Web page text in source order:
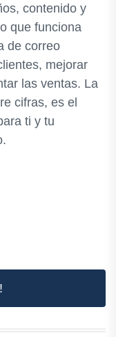
contenido y
que funciona
de correo
mejorar
las ventas. La
cifras, es el
ti y tu